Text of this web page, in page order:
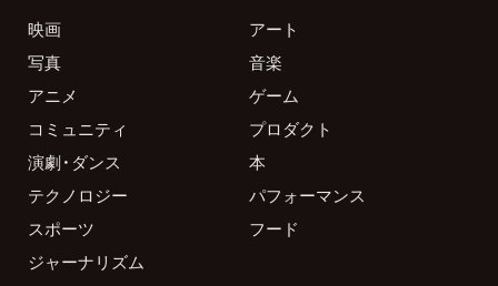
映画
アート
写真
音楽
アニメ
ゲーム
コミュニティ
プロダクト
演劇・ダンス
本
テクノロジー
パフォーマンス
スポーツ
フード
ジャーナリズム